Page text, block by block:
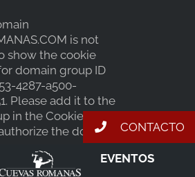
CARTA
FOTOGRAFÍAS
BLOG
is not
show the cookie
domain group ID
4287-a500-
Please add it to the
in the Cookiebot
the domain.
EVENTOS
CONTACTO